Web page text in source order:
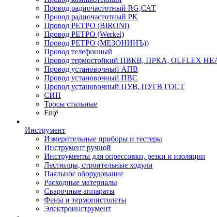
Провод радиочастотный RG,САТ
Провод радиочастотный РК
Провод РЕТРО (BIRONI)
Провод РЕТРО (Werkel)
Провод РЕТРО (МЕЗОНИНЪ))
Провод телефонный
Провод термостойкий ПВКВ, ПРКА, OLFLEX
Провод установочный АПВ
Провод установочный ПВС
Провод установочный ПУВ, ПУГВ ГОСТ
СИП
Тросы стальные
Ещё
Инструмент
Измерительные приборы и тестеры
Инструмент ручной
Инструменты для опрессовки, резки и изоляции
Лестницы, строительные ходули
Паяльное оборудование
Расходные материалы
Сварочные аппараты
Фены и термопистолеты
Электроинструмент